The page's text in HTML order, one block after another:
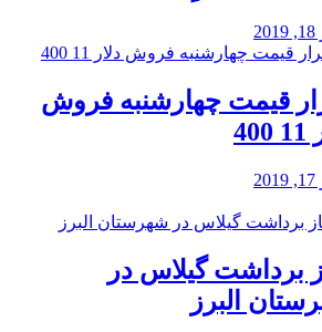
قیمت چهارشنبه فروش
برداشت گیلاس در
البرز